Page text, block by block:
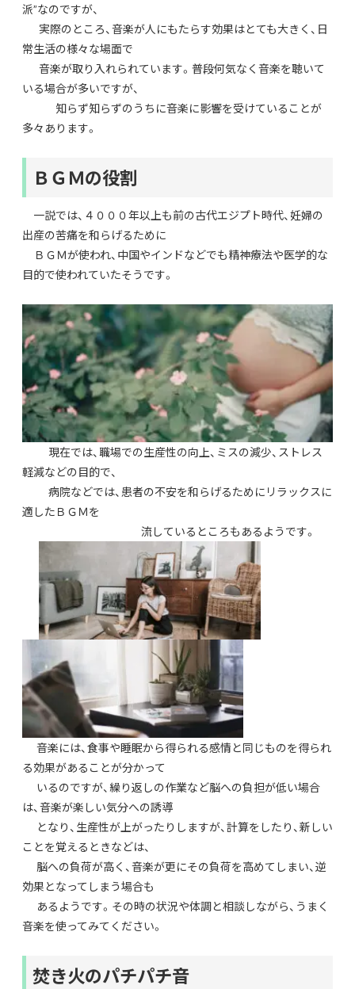
派”なのですが、
実際のところ、音楽が人にもたらす効果はとても大きく、日
常生活の様々な場面で
音楽が取り入れられています。普段何気なく音楽を聴いて
いる場合が多いですが、
知らず知らずのうちに音楽に影響を受けていることが
多々あります。
ＢＧＭの役割
一説では、４０００年以上も前の古代エジプト時代、妊婦の
出産の苦痛を和らげるために
ＢＧＭが使われ、中国やインドなどでも精神療法や医学的な
目的で使われていたそうです。
現在では、職場での生産性の向上、ミスの減少、ストレス
軽減などの目的で、
病院などでは、患者の不安を和らげるためにリラックスに
適したＢＧＭを
流しているところもあるようです。
音楽には、食事や睡眠から得られる感情と同じものを得られ
る効果があることが分かって
いるのですが、繰り返しの作業など脳への負担が低い場合
は、音楽が楽しい気分への誘導
となり、生産性が上がったりしますが、計算をしたり、新しい
ことを覚えるときなどは、
脳への負荷が高く、音楽が更にその負荷を高めてしまい、逆
効果となってしまう場合も
あるようです。その時の状況や体調と相談しながら、うまく
音楽を使ってみてください。
焚き火のパチパチ音